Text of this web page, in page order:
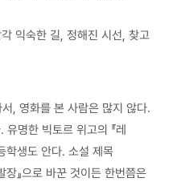
익숙한 길, 정해진 시선, 찾고
, 영화를 본 사람은 많지 않다.
유명한 빅토르 위고의 『레
학생도 안다. 소설 제목
장』으로 바꾼 것이든 한번쯤은